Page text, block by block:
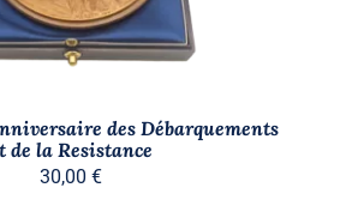
des Débarquements
de la Resistance
30,00 €